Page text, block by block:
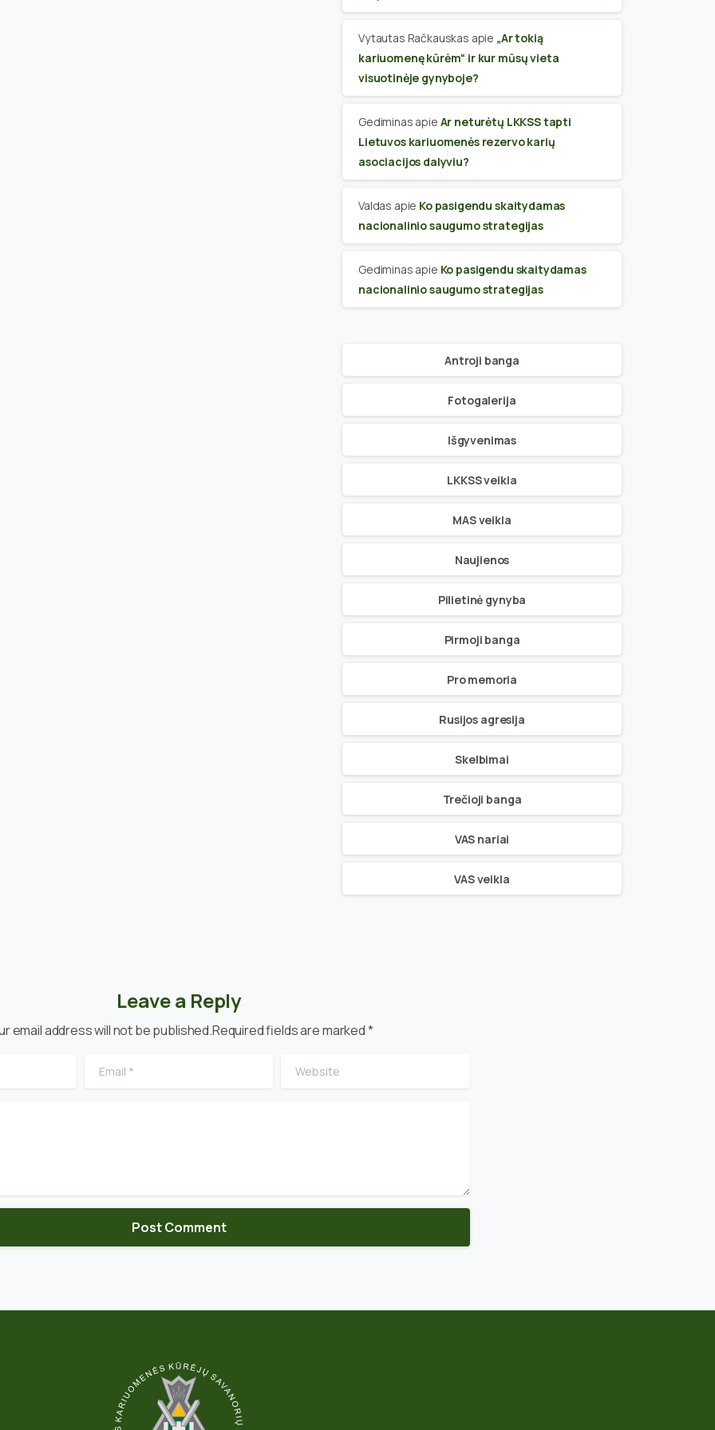
Vytautas Račkauskas apie „Ar tokią
kariuomenę kūrėm“ ir kur mūsų vieta
visuotinėje gynyboje?
Gediminas apie Ar neturėtų LKKSS tapti
Lietuvos kariuomenės rezervo karių
asociacijos dalyviu?
Valdas apie Ko pasigendu skaitydamas
nacionalinio saugumo strategijas
Gediminas apie Ko pasigendu skaitydamas
nacionalinio saugumo strategijas
Antroji banga
Fotogalerija
Išgyvenimas
LKKSS veikla
MAS veikla
Naujienos
Pilietinė gynyba
Pirmoji banga
Pro memoria
Rusijos agresija
Skelbimai
Trečioji banga
VAS nariai
VAS veikla
Leave a Reply
email address will not be published.Required fields are marked *
Email Website